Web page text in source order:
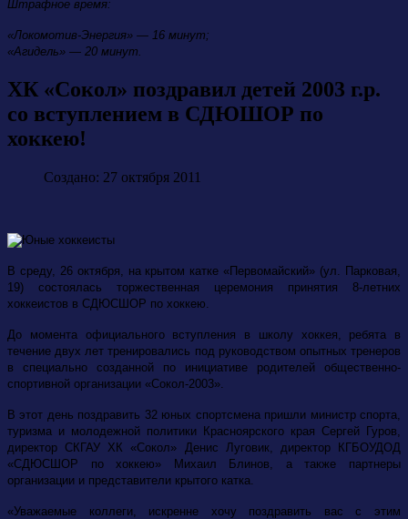
Штрафное время:
«Локомотив-Энергия» — 16 минут;
«Агидель» — 20 минут.
ХК «Сокол» поздравил детей 2003 г.р.
со вступлением в СДЮШОР по
хоккею!
Создано: 27 октября 2011
В среду, 26 октября, на крытом катке «Первомайский» (ул. Парковая,
19) состоялась торжественная церемония принятия 8-летних
хоккеистов в СДЮСШОР по хоккею.
До момента официального вступления в школу хоккея, ребята в
течение двух лет тренировались под руководством опытных тренеров
в специально созданной по инициативе родителей общественно-
спортивной организации «Сокол-2003».
В этот день поздравить 32 юных спортсмена пришли министр спорта,
туризма и молодежной политики Красноярского края Сергей Гуров,
директорСКГАУ ХК «Сокол» Денис Луговик, директор КГБОУДОД
«СДЮСШОР по хоккею» Михаил Блинов, а также партнеры
организации и представители крытого катка.
«Уважаемые коллеги, искренне хочу поздравить вас с этим